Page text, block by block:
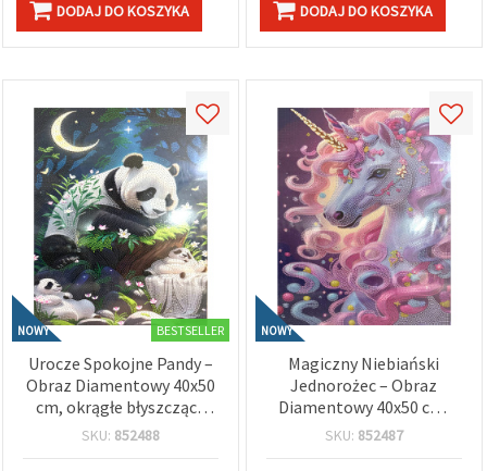
DODAJ DO KOSZYKA DODAJ DO KOSZYKA
NOWY BESTSELLER
Urocze Spokojne Pandy –
Obraz Diamentowy 40x50
cm, okrągłe błyszczące
diamenciki, pełne
SKU: 852488
NOWY
Magiczny Niebiański
Jednorożec – Obraz
Diamentowy 40x50 cm,
okrągłe błyszczące
SKU: 852487